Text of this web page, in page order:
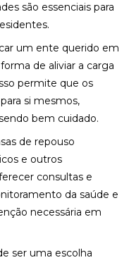
são essenciais para
um ente querido em
de aliviar a carga
permite que os
si mesmos,
bem cuidado.
de repouso
e outros
consultas e
da saúde e
necessária em
ser uma escolha